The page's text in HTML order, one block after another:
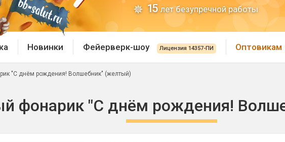
15 лет безупречной работы
Дневные батареи
Хлопушки и
Новинки Фейерверк-шоу Лицензия 14357-ПИ Оптовикам
"С днём рождения! Волшебник" (желтый)
фонарик "С днём рождения!